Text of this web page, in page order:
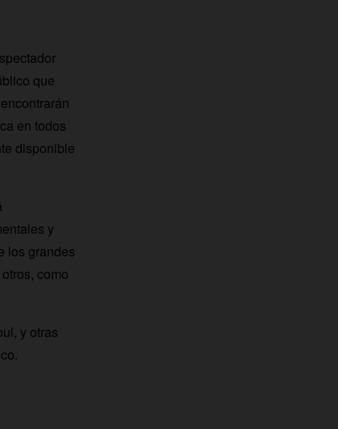
que
en todos
disponible
y
los grandes
como
y otras